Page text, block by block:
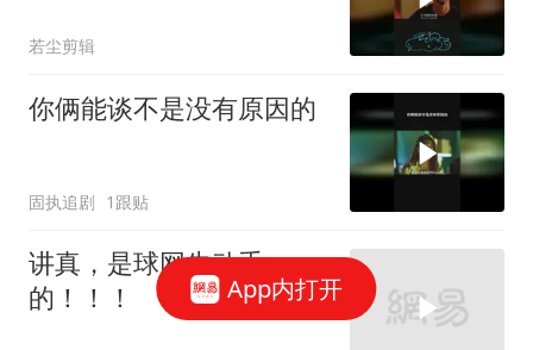
若尘剪辑
你俩能谈不是没有原因的
固执追剧 1跟贴
讲真，是球网先动手
的！！！
App内打开